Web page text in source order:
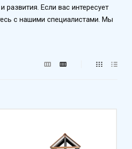
Если вас интересует
с нашими специалистами. Мы